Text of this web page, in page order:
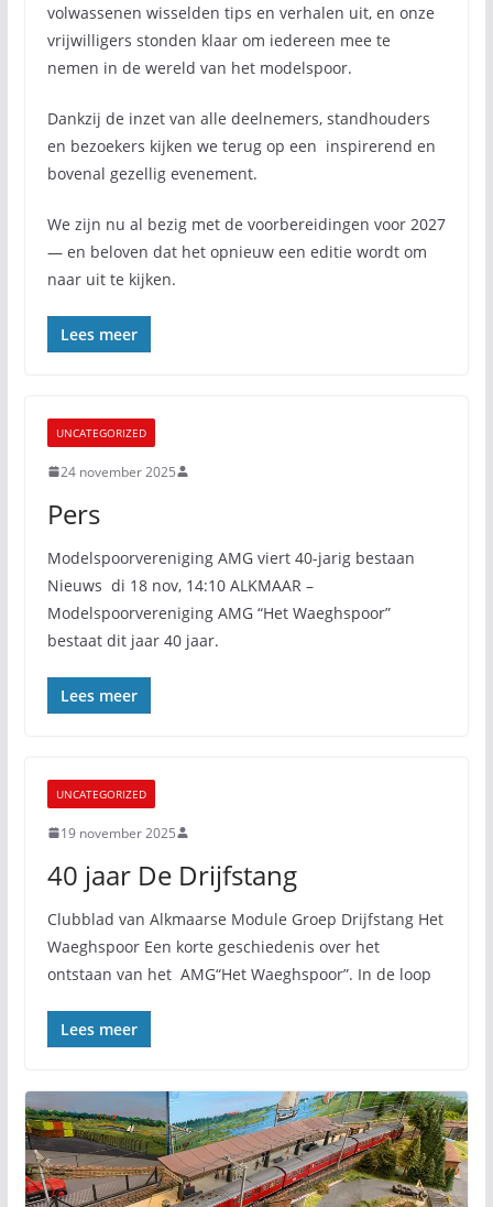
volwassenen wisselden tips en verhalen uit, en onze
vrijwilligers stonden klaar om iedereen mee te
nemen in de wereld van het modelspoor.
Dankzij de inzet van alle deelnemers, standhouders
en bezoekers kijken we terug op een inspirerend en
bovenal gezellig evenement.
We zijn nu al bezig met de voorbereidingen voor 2027
— en beloven dat het opnieuw een editie wordt om
naar uit te kijken.
Lees meer
UNCATEGORIZED
24 november 2025
Pers
Modelspoorvereniging AMG viert 40-jarig bestaan
Nieuws di 18 nov, 14:10 ALKMAAR –
Modelspoorvereniging AMG “Het Waeghspoor”
bestaat dit jaar 40 jaar.
Lees meer
UNCATEGORIZED
19 november 2025
40 jaar De Drijfstang
Clubblad van Alkmaarse Module Groep Drijfstang Het
Waeghspoor Een korte geschiedenis over het
ontstaan van het AMG“Het Waeghspoor”. In de loop
Lees meer